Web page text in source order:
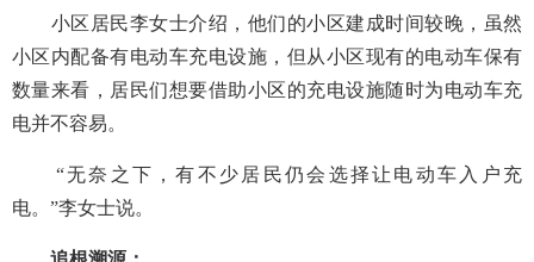
小区居民李女士介绍，他们的小区建成时间较晚，虽然
小区内配备有电动车充电设施，但从小区现有的电动车保有
数量来看，居民们想要借助小区的充电设施随时为电动车充
电并不容易。
“无奈之下，有不少居民仍会选择让电动车入户充
电。”李女士说。